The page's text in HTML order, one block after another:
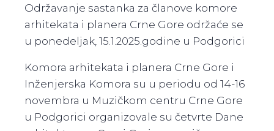
Održavanje sastanka za članove komore
arhitekata i planera Crne Gore održaće se
u ponedeljak, 15.1.2025.godine u Podgorici
Komora arhitekata i planera Crne Gore i
Inženjerska Komora su u periodu od 14-16
novembra u Muzičkom centru Crne Gore
u Podgorici organizovale su četvrte Dane